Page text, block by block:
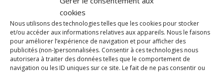
cookies
Nous utilisons des technologies telles que les cookies pour stocker
et/ou accéder aux informations relatives aux appareils. Nous le faisons
pour améliorer l’expérience de navigation et pour afficher des
publicités (non-)personnalisées. Consentir à ces technologies nous
autorisera à traiter des données telles que le comportement de
navigation ou les ID uniques sur ce site. Le fait de ne pas consentir ou
Western Union disponible
l’argent facilement et profiter du taux blue super intéressant !
À NE PAS OUBLIER AVANT DE PARTIR
Quelle assurance voyage pour ton séjour ?